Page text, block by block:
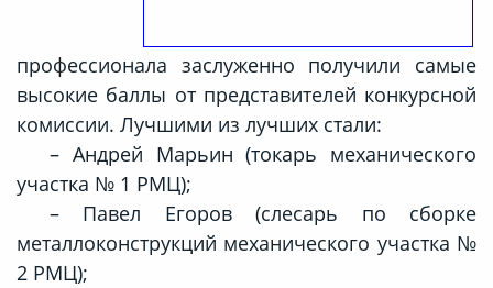
профессионала заслуженно получили самые
высокие баллы от представителей конкурсной
комиссии. Лучшими из лучших стали:
– Андрей Марьин (токарь механического
участка № 1 РМЦ);
– Павел Егоров (слесарь по сборке
металлоконструкций механического участка №
2 РМЦ);